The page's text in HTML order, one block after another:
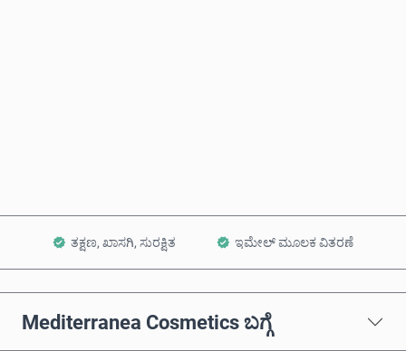
ತಕ್ಷಣ, ಖಾಸಗಿ, ಸುರಕ್ಷಿತ ಇಮೇಲ್ ಮೂಲಕ ವಿತರಣೆ
Mediterranea Cosmetics ಬಗ್ಗೆ